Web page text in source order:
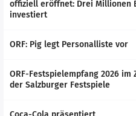
offiziell eröffnet: Drei Millionen
investiert
ORF: Pig legt Personalliste vor
ORF-Festspielempfang 2026 im
der Salzburger Festspiele